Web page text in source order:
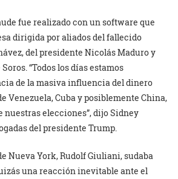
fue realizado con un software que
dirigida por aliados del fallecido
del presidente Nicolás Maduro y
“Todos los días estamos
de la masiva influencia del dinero
Venezuela, Cuba y posiblemente China,
elecciones”, dijo Sidney
del presidente Trump.
Nueva York, Rudolf Giuliani, sudaba
una reacción inevitable ante el